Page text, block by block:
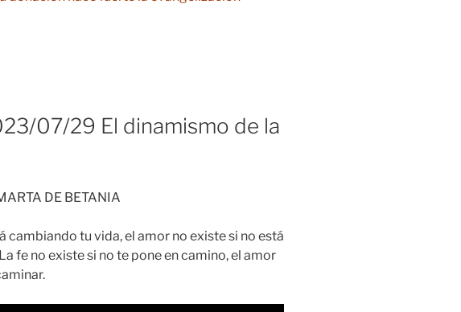
volumen.
07/29 El dinamismo de la
DE BETANIA
cambiando tu vida, el amor no existe si no está
fe no existe si no te pone en camino, el amor